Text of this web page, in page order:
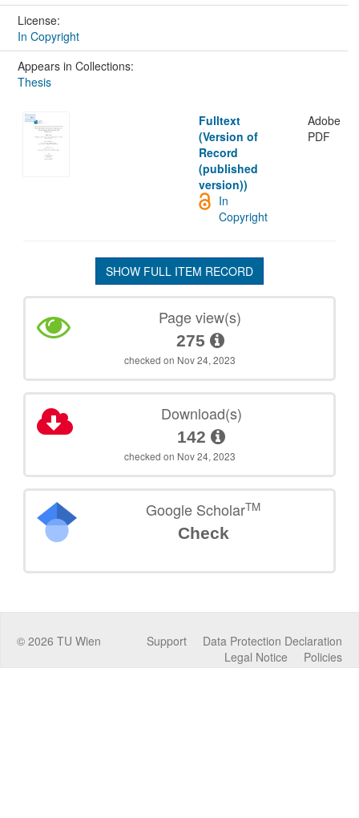
License:
In Copyright
Appears in Collections:
Thesis
Fulltext
(Version of
Record
(published
version))
Adobe
PDF
In
Copyright
SHOW FULL ITEM RECORD
Page view(s)
275
checked on Nov 24, 2023
Download(s)
142
checked on Nov 24, 2023
Google ScholarTM
Check
© 2026 TU Wien Data Protection Declaration
Support
Policies
Legal Notice